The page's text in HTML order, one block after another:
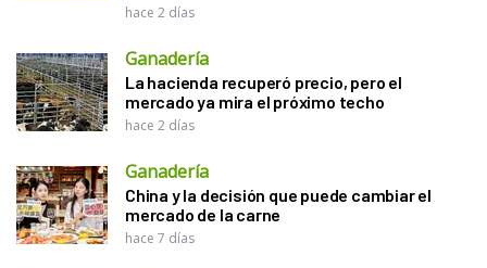
hace 2 días
Ganadería
La hacienda recuperó precio, pero el
mercado ya mira el próximo techo
hace 2 días
Ganadería
China y la decisión que puede cambiar el
mercado de la carne
hace 7 días